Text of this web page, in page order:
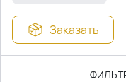
Заказать